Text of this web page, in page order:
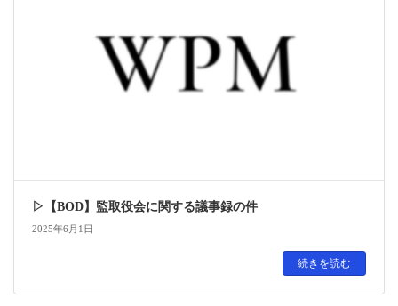
▷【BOD】監取役会に関する議事録の件
2025年6月1日
続きを読む